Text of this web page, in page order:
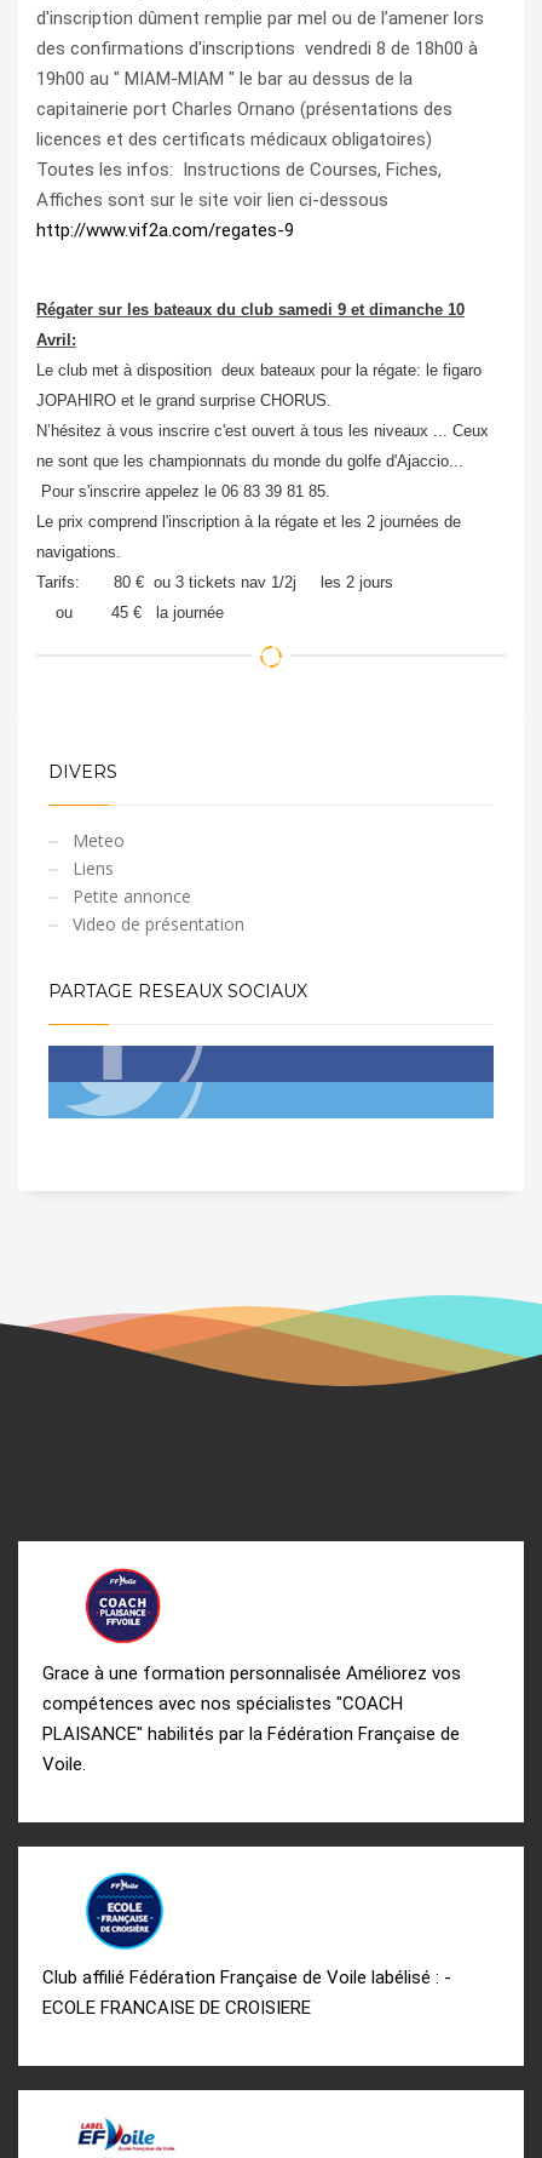
d'inscription dûment remplie par mel ou de l’amener lors
des confirmations d'inscriptions vendredi 8 de 18h00 à
19h00 au " MIAM-MIAM " le bar au dessus de la
capitainerie port Charles Ornano (présentations des
licences et des certificats médicaux obligatoires)
Toutes les infos: Instructions de Courses, Fiches,
Affiches sont sur le site voir lien ci-dessous
http://www.vif2a.com/regates-9
Régater sur les bateaux du club samedi 9 et dimanche 10
Avril:
Le club met à disposition deux bateaux pour la régate: le figaro
JOPAHIRO et le grand surprise CHORUS.
N’hésitez à vous inscrire c'est ouvert à tous les niveaux ... Ceux
ne sont que les championnats du monde du golfe d'Ajaccio...
Pour s'inscrire appelez le 06 83 39 81 85.
Le prix comprend l'inscription à la régate et les 2 journées de
navigations.
Tarifs: 80 € ou 3 tickets nav 1/2j les 2 jours
ou 45 € la journée
DIVERS
Meteo
Liens
Petite annonce
Video de présentation
PARTAGE RESEAUX SOCIAUX
Grace à une formation personnalisée Améliorez vos
compétences avec nos spécialistes "COACH
PLAISANCE" habilités par la Fédération Française de
Voile.
Club affilié Fédération Française de Voile labélisé : -
ECOLE FRANCAISE DE CROISIERE